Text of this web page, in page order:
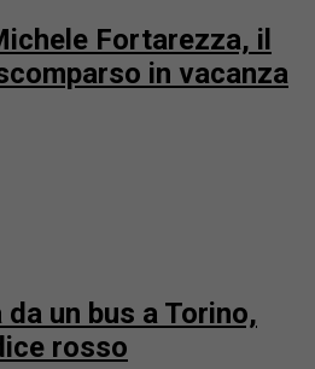
Fortarezza, il
in vacanza
un bus a Torino,
rosso